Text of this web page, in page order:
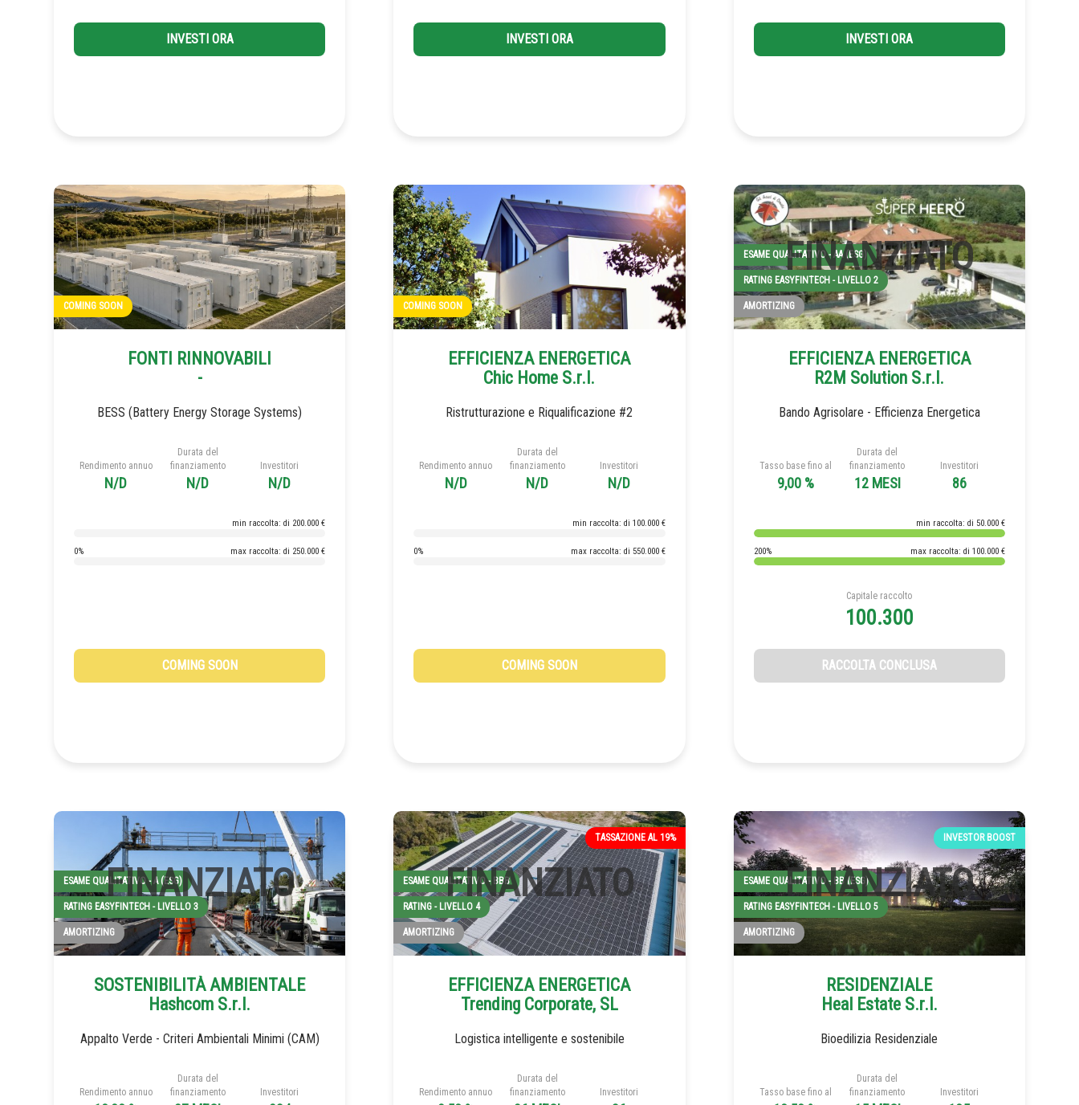
INVESTI ORA INVESTI ORA INVESTI ORA
COMING SOON
FONTI RINNOVABILI
-
BESS (Battery Energy Storage Systems)
Rendimento annuo
N/D
Durata del
finanziamento
N/D
Investitori
N/D
min raccolta: di 200.000 €
0% max raccolta: di 250.000 €
COMING SOON
COMING SOON
EFFICIENZA ENERGETICA
Chic Home S.r.l.
Ristrutturazione e Riqualificazione #2
Rendimento annuo
N/D
Durata del
finanziamento
N/D
Investitori
N/D
min raccolta: di 100.000 €
0% max raccolta: di 550.000 €
COMING SOON
ESAME QUALITATIVO - AA (ESG)
RATING EASYFINTECH - LIVELLO 2
AMORTIZING
EFFICIENZA ENERGETICA
R2M Solution S.r.l.
Bando Agrisolare - Efficienza Energetica
Tasso base fino al
9,00 %
Durata del
finanziamento
12 MESI
Investitori
86
min raccolta: di 50.000 €
200% max raccolta: di 100.000 €
Capitale raccolto
100.300
RACCOLTA CONCLUSA
ESAME QUALITATIVO - A (ESG)
RATING EASYFINTECH - LIVELLO 3
AMORTIZING
SOSTENIBILITÀ AMBIENTALE
Hashcom S.r.l.
Appalto Verde - Criteri Ambientali Minimi (CAM)
Rendimento annuo
Durata del
finanziamento
Investitori
TASSAZIONE AL 19%
ESAME QUALITATIVO - BBB
RATING - LIVELLO 4
AMORTIZING
EFFICIENZA ENERGETICA
Trending Corporate, SL
Logistica intelligente e sostenibile
Rendimento annuo
Durata del
finanziamento
Investitori
INVESTOR BOOST
ESAME QUALITATIVO - BB (ESG)
RATING EASYFINTECH - LIVELLO 5
AMORTIZING
RESIDENZIALE
Heal Estate S.r.l.
Bioedilizia Residenziale
Tasso base fino al
Durata del
finanziamento
Investitori